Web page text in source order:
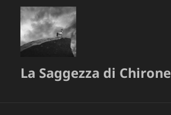
La Saggezza di Chirone